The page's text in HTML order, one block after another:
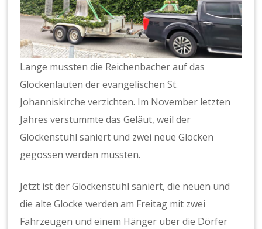
Lange mussten die Reichenbacher auf das
Glockenläuten der evangelischen St.
Johanniskirche verzichten. Im November letzten
Jahres verstummte das Geläut, weil der
Glockenstuhl saniert und zwei neue Glocken
gegossen werden mussten.
Jetzt ist der Glockenstuhl saniert, die neuen und
die alte Glocke werden am Freitag mit zwei
Fahrzeugen und einem Hänger über die Dörfer